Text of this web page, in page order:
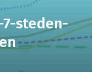
7-steden-